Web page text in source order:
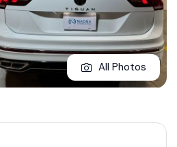
All Photos